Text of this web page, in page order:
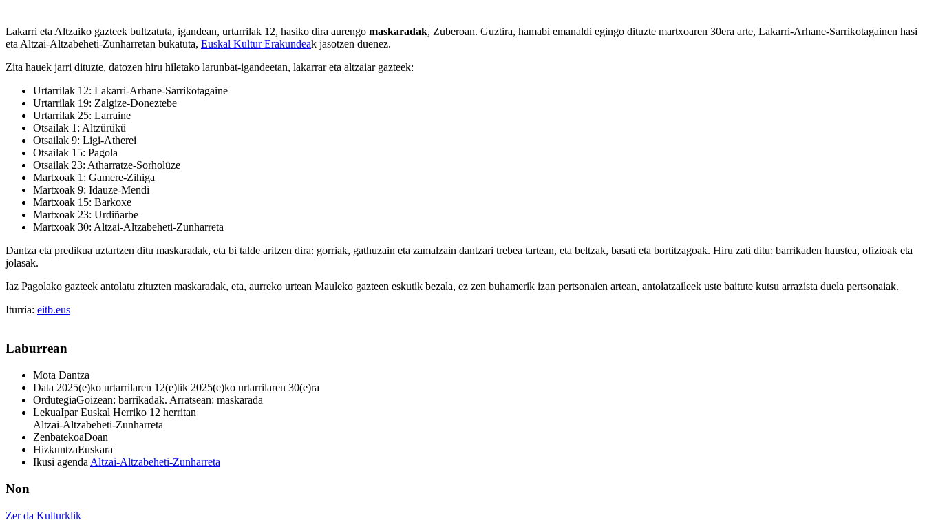
Lakarri eta Altzaiko gazteek bultzatuta, igandean, urtarrilak 12, hasiko dira aurengo maskaradak, Zuberoan. Guztira, hamabi emanaldi egingo dituzte martxoaren 30era arte, Lakarri-Arhane-Sarrikotagainen hasi
eta Altzai-Altzabeheti-Zunharretan bukatuta, Euskal Kultur Erakundeak jasotzen duenez.
Zita hauek jarri dituzte, datozen hiru hiletako larunbat-igandeetan, lakarrar eta altzaiar gazteek:
Urtarrilak 12: Lakarri-Arhane-Sarrikotagaine
Urtarrilak 19: Zalgize-Doneztebe
Urtarrilak 25: Larraine
Otsailak 1: Altzürükü
Otsailak 9: Ligi-Atherei
Otsailak 15: Pagola
Otsailak 23: Atharratze-Sorholüze
Martxoak 1: Gamere-Zihiga
Martxoak 9: Idauze-Mendi
Martxoak 15: Barkoxe
Martxoak 23: Urdiñarbe
Martxoak 30: Altzai-Altzabeheti-Zunharreta
Dantza eta predikua uztartzen ditu maskaradak, eta bi talde aritzen dira: gorriak, gathuzain eta zamalzain dantzari trebea tartean, eta beltzak, basati eta bortitzagoak. Hiru zati ditu: barrikaden haustea, ofizioak eta
jolasak.
Iaz Pagolako gazteek antolatu zituzten maskaradak, eta, aurreko urtean Mauleko gazteen eskutik bezala, ez zen buhamerik izan pertsonaien artean, antolatzaileek uste baitute kutsu arrazista duela pertsonaiak.
Iturria: eitb.eus
Laburrean
Mota Dantza
Data 2025(e)ko urtarrilaren 12(e)tik 2025(e)ko urtarrilaren 30(e)ra
OrdutegiaGoizean: barrikadak. Arratsean: maskarada
LekuaIpar Euskal Herriko 12 herritan
Altzai-Altzabeheti-Zunharreta
ZenbatekoaDoan
HizkuntzaEuskara
Ikusi agenda Altzai-Altzabeheti-Zunharreta
Non
Zer da Kulturklik